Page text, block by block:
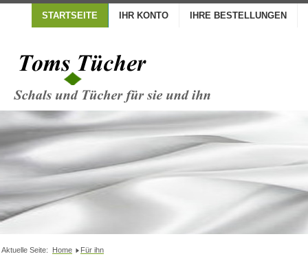
STARTSEITE IHR KONTO IHRE BESTELLUNGEN
Aktuelle Seite: Home Für ihn